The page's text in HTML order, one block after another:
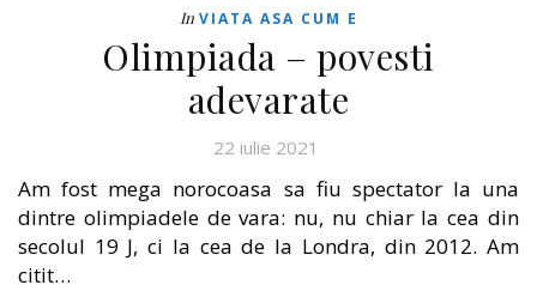
In VIATA ASA CUM E
Olimpiada – povesti
adevarate
22 iulie 2021
Am fost mega norocoasa sa fiu spectator la una
dintre olimpiadele de vara: nu, nu chiar la cea din
secolul 19 J, ci la cea de la Londra, din 2012. Am
citit…